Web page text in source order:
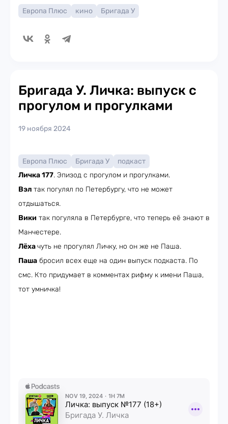
Европа Плюс кино Бригада У
Бригада У. Личка: выпуск с
прогулом и прогулками
19 ноября 2024
Европа Плюс Бригада У
подкаст
Личка 177. Эпизод с прогулом и прогулками.
Вэл так погулял по Петербургу, что не может
отдышаться.
Вики так погуляла в Петербурге, что теперь её знают в
Манчестере.
Лёхачуть не прогулял Личку, но он же не Паша.
Паша бросил всех еще на один выпуск подкаста. По
смс. Кто придумает в комментах рифму к имени Паша,
тот умничка!